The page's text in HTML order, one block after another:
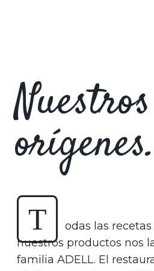
Nuestros
T
odas las
nuestros productos nos
familia ADELL. El